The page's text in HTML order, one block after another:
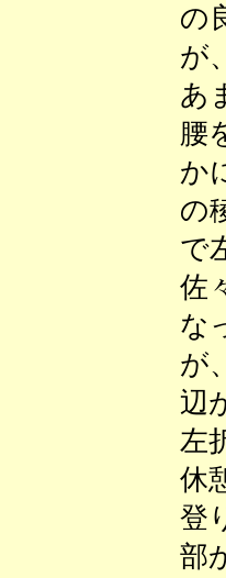
の
が
あ
腰
か
の
で
佐
な
が
辺
左
休
登
部